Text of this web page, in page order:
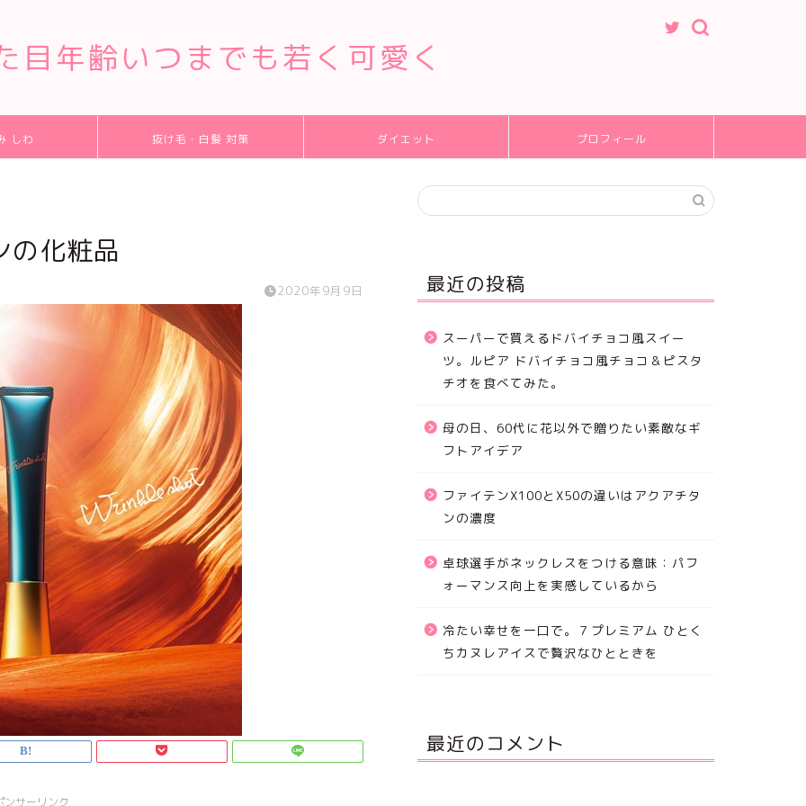
目年齢いつまでも若く可愛く
しわ 抜け毛・白髪 対策 ダイエット プロフィール
の化粧品
2020年9月9日
ンサーリンク
最近の投稿
スーパーで買えるドバイチョコ風スイー
ツ。ルピア ドバイチョコ風チョコ＆ピスタ
チオを食べてみた。
母の日、60代に花以外で贈りたい素敵なギ
フトアイデア
ファイテンX100とX50の違いはアクアチタ
ンの濃度
卓球選手がネックレスをつける意味：パフ
ォーマンス向上を実感しているから
冷たい幸せを一口で。７プレミアム ひとく
ちカヌレアイスで贅沢なひとときを
最近のコメント